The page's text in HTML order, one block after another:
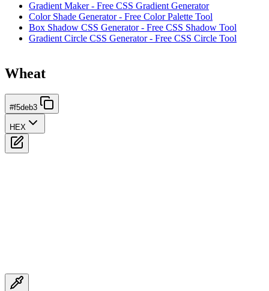
Gradient Maker - Free CSS Gradient Generator
Color Shade Generator - Free Color Palette Tool
Box Shadow CSS Generator - Free CSS Shadow Tool
Gradient Circle CSS Generator - Free CSS Circle Tool
Wheat
#f5deb3
HEX